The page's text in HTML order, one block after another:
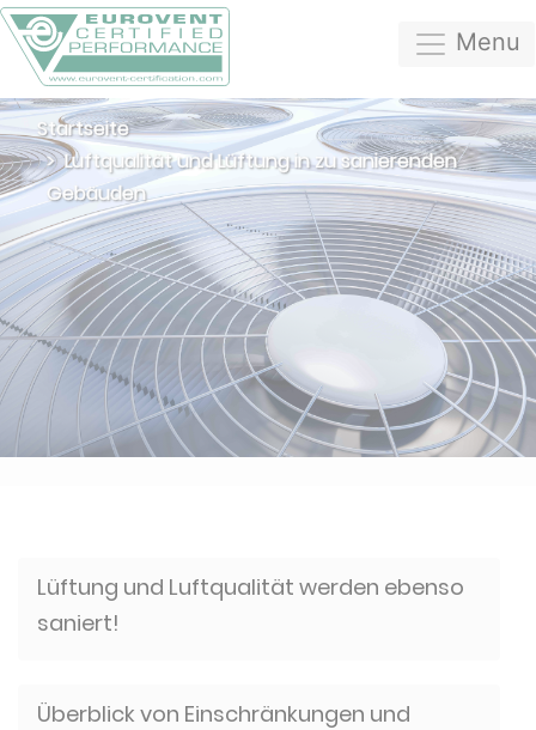
Menu
Startseite
Luftqualität und Lüftung in zu sanierenden
Gebäuden
Lüftung und Luftqualität werden ebenso
saniert!
Überblick von Einschränkungen und